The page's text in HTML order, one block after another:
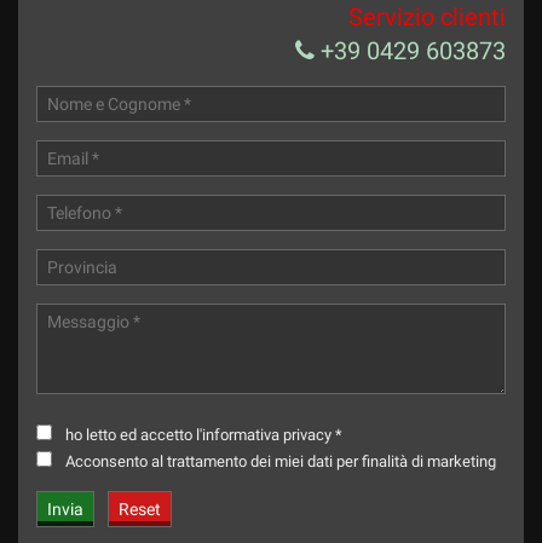
Servizio clienti
+39 0429 603873
ho letto ed accetto l'informativa privacy *
Acconsento al trattamento dei miei dati per finalità di marketing